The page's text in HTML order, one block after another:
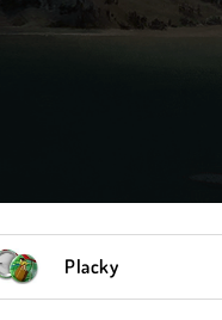
Placky